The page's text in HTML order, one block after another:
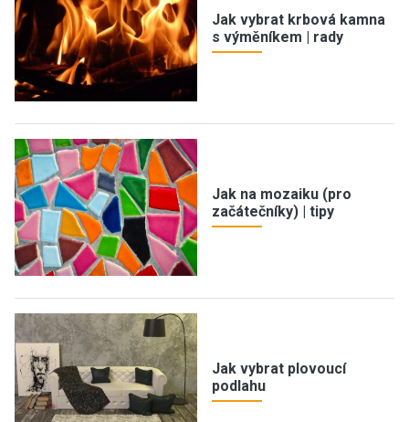
Jak vybrat krbová kamna
s výměníkem | rady
Jak na mozaiku (pro
začátečníky) | tipy
Jak vybrat plovoucí
podlahu